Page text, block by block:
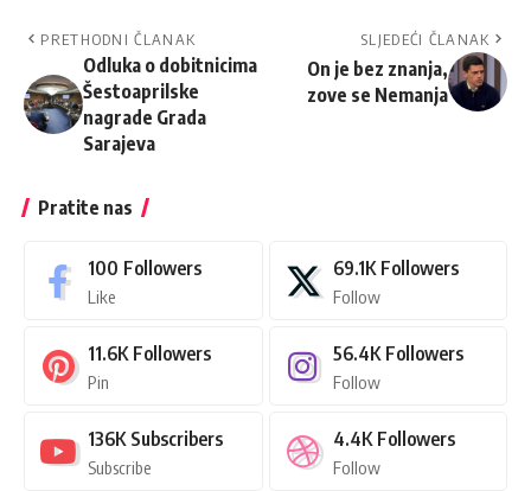
PRETHODNI ČLANAK
Odluka o dobitnicima
Šestoaprilske
nagrade Grada
Sarajeva
SLJEDEĆI ČLANAK
On je bez znanja,
zove se Nemanja
Pratite nas
100 Followers
Like
69.1K Followers
Follow
11.6K Followers
Pin
56.4K Followers
Follow
136K Subscribers
Subscribe
4.4K Followers
Follow